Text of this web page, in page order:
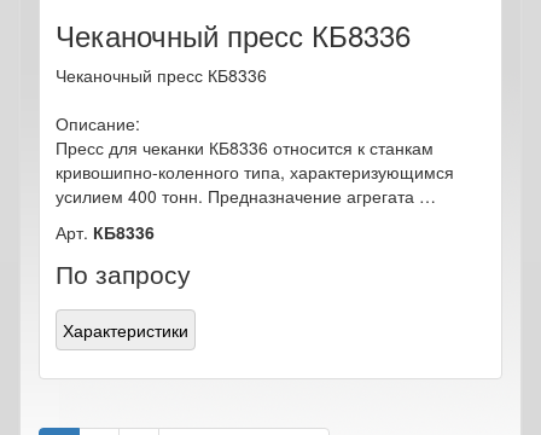
Чеканочный пресс КБ8336
Чеканочный пресс КБ8336
Описание:
Пресс для чеканки КБ8336 относится к станкам
кривошипно-коленного типа, характеризующимся
усилием 400 тонн. Предназначение агрегата …
Арт. КБ8336
По запросу
Характеристики